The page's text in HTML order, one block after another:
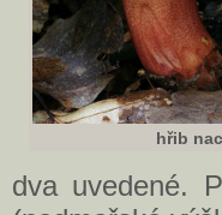
hřib
dva uvedené.